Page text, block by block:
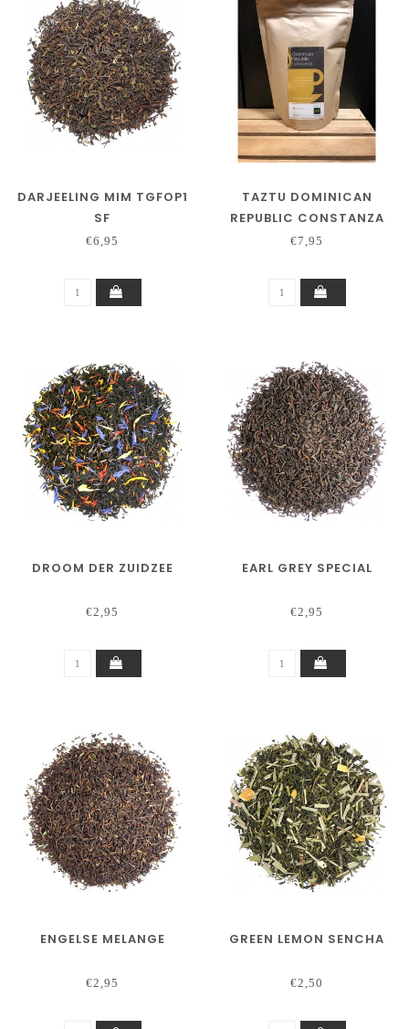
DARJEELING MIM TGFOP1
SF
€6,95
TAZTU DOMINICAN
REPUBLIC CONSTANZA
250 GRAM
€7,95
DROOM DER ZUIDZEE
€2,95
EARL GREY SPECIAL
€2,95
ENGELSE MELANGE
€2,95
GREEN LEMON SENCHA
€2,50